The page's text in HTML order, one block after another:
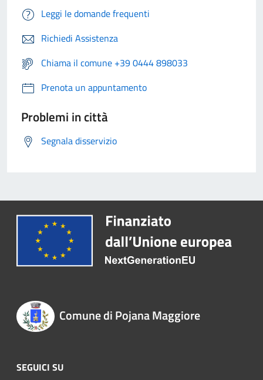
Leggi le domande frequenti
Richiedi Assistenza
Chiama il comune +39 0444 898033
Prenota un appuntamento
Problemi in città
Segnala disservizio
Comune di Pojana Maggiore
SEGUICI SU